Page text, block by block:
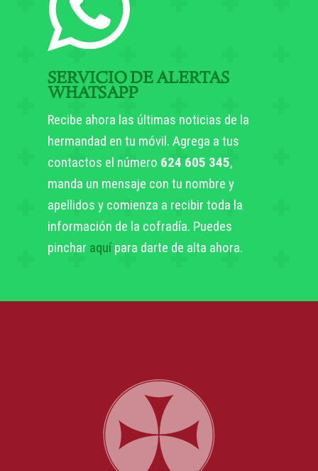
SERVICIO DE ALERTAS
WHATSAPP
Recibe ahora las últimas noticias de la
hermandad en tu móvil. Agrega a tus
contactos el número 624 605 345,
manda un mensaje con tu nombre y
apellidos y comienza a recibir toda la
información de la cofradía. Puedes
pinchar aquípara darte de alta ahora.